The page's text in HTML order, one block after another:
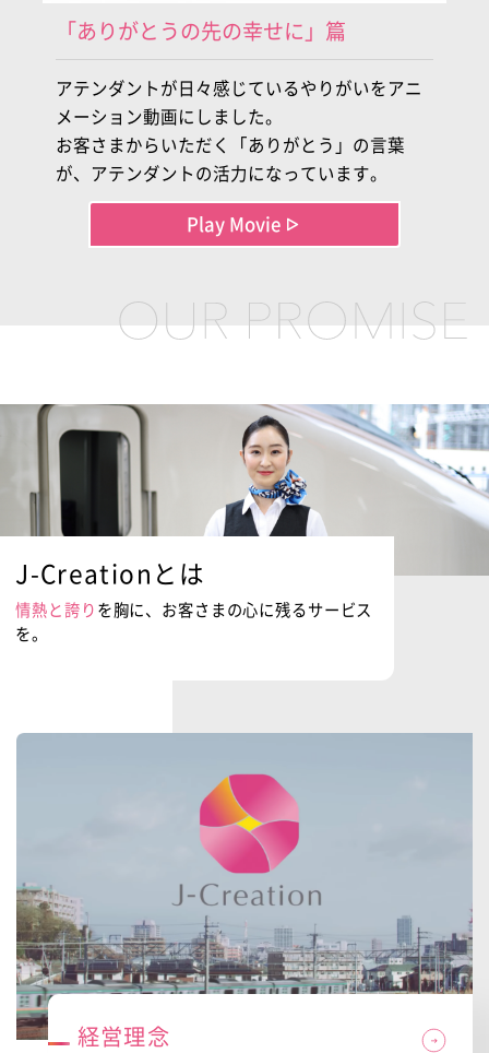
「ありがとうの先の幸せに」篇
アテンダントが日々感じているやりがいをアニ
メーション動画にしました。
お客さまからいただく「ありがとう」の言葉
が、アテンダントの活力になっています。
Play Movie
J-Creationとは
情熱と誇りを胸に、お客さまの心に残るサービス
を。
経営理念